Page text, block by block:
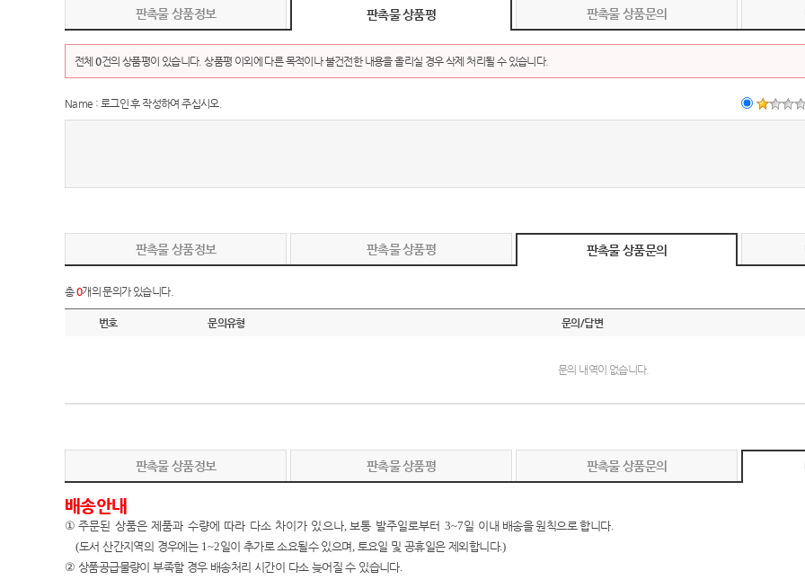
판촉물 상품정보 판촉물 상품평 판촉물 상품문의
전체0건의 상품평이 있습니다. 상품평 이외에 다른 목적이나 불건전한 내용을 올리실 경우 삭제 처리될 수 있습니다.
Name : 로그인 후 작성하여 주십시오.
판촉물 상품정보 판촉물 상품평 판촉물 상품문의
총0개의 문의가 있습니다.
번호 문의유형 문의/답변
문의 내역이 없습니다.
판촉물 상품정보 판촉물 상품평 판촉물 상품문의
배송안내
① 주문된 상품은 제품과 수량에 따라 다소 차이가 있으나,보통 발주일로부터 3~7일 이내 배송을 원칙으로 합니다.
(도서 산간지역의 경우에는 1~2일이 추가로 소요될수 있으며, 토요일 및 공휴일은 제외합니다.)
② 상품공급물량이 부족할 경우 배송처리 시간이 다소 늦어질 수 있습니다.